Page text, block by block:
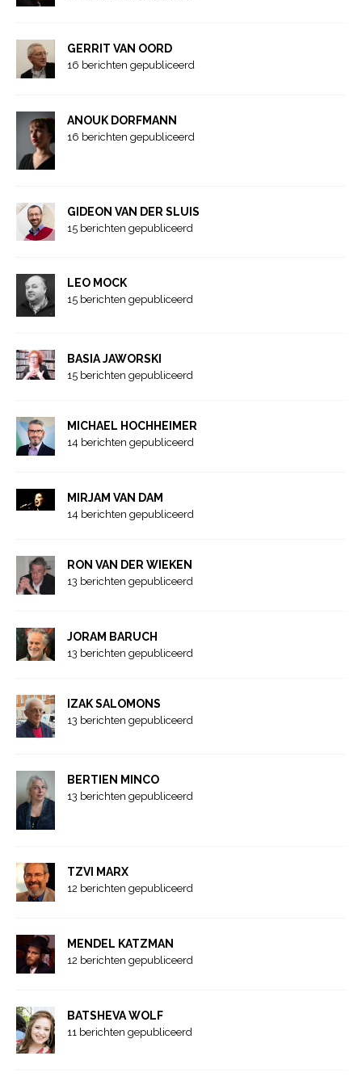
GERRIT VAN OORD
16 berichten gepubliceerd
ANOUK DORFMANN
16 berichten gepubliceerd
GIDEON VAN DER SLUIS
15 berichten gepubliceerd
LEO MOCK
15 berichten gepubliceerd
BASIA JAWORSKI
15 berichten gepubliceerd
MICHAEL HOCHHEIMER
14 berichten gepubliceerd
MIRJAM VAN DAM
14 berichten gepubliceerd
RON VAN DER WIEKEN
13 berichten gepubliceerd
JORAM BARUCH
13 berichten gepubliceerd
IZAK SALOMONS
13 berichten gepubliceerd
BERTIEN MINCO
13 berichten gepubliceerd
TZVI MARX
12 berichten gepubliceerd
MENDEL KATZMAN
12 berichten gepubliceerd
BATSHEVA WOLF
11 berichten gepubliceerd